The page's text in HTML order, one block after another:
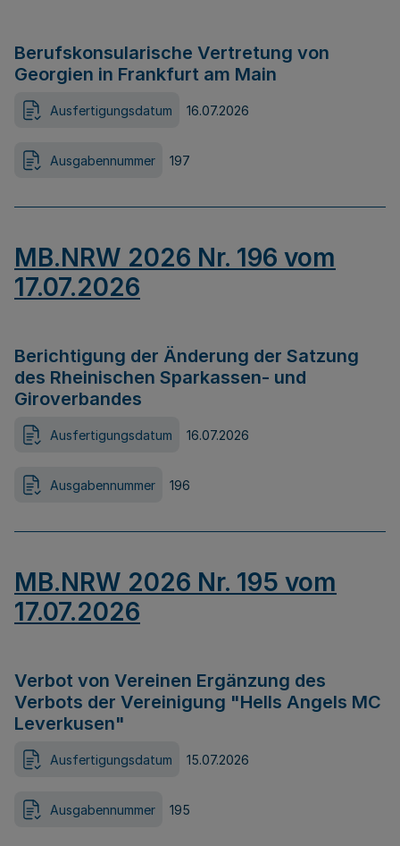
Berufskonsularische Vertretung von
Georgien in Frankfurt am Main
Ausfertigungsdatum 16.07.2026
Ausgabennummer 197
MB.NRW 2026 Nr. 196 vom
17.07.2026
Berichtigung der Änderung der Satzung
des Rheinischen Sparkassen- und
Giroverbandes
Ausfertigungsdatum 16.07.2026
Ausgabennummer 196
MB.NRW 2026 Nr. 195 vom
17.07.2026
Verbot von Vereinen Ergänzung des
Verbots der Vereinigung "Hells Angels MC
Leverkusen"
Ausfertigungsdatum 15.07.2026
Ausgabennummer 195